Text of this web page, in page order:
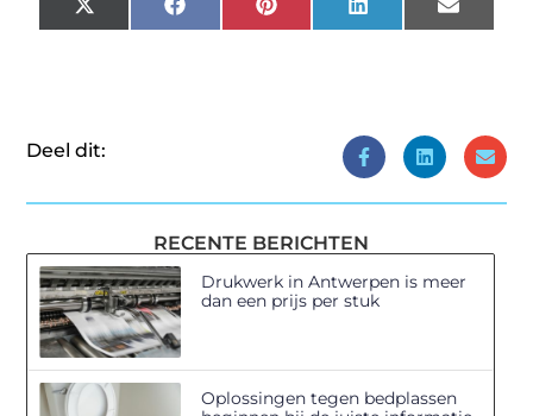
X
(Twitter)
FacebookPinterestLinkedInEmail
Deel dit:
RECENTE BERICHTEN
Drukwerk in Antwerpen is meer
dan een prijs per stuk
Oplossingen tegen bedplassen